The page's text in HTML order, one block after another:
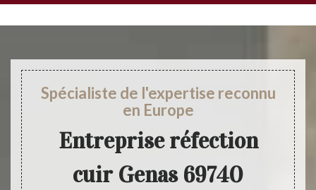
Spécialiste de l'expertise reconnu
en Europe
Entreprise réfection
cuir Genas 69740